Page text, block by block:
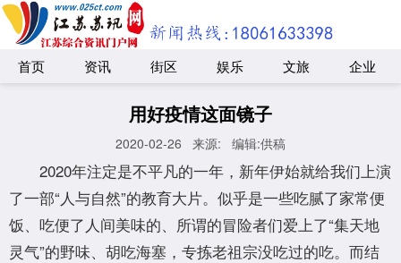
首页 资讯 街区 娱乐 文旅 企业
用好疫情这面镜子
2020-02-26 来源: 编辑:供稿
2020年注定是不平凡的一年，新年伊始就给我们上演
了一部“人与自然”的教育大片。似乎是一些吃腻了家常便
饭、吃便了人间美味的、所谓的冒险者们爱上了“集天地
灵气”的野味、胡吃海塞，专拣老祖宗没吃过的吃。而结